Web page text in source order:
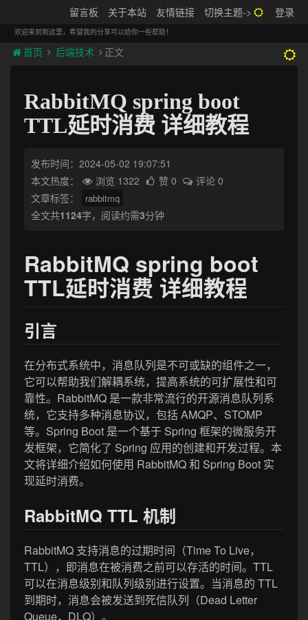
留言板 关于本站 友情链接 切换主题-> 登录
欢迎来到到这里，希望我的分享可以给你一些帮助！
首页 后端技术 正文
RabbitMQ spring boot
TTL延时消费 详细教程
发布时间：2024-05-02 19:07:51
本文热度：
浏览 1322 赞 0
评论 0
文章标签：
rabbitmq
全文共1124字，阅读约需3分钟
RabbitMQ spring boot
TTL延时消费 详细教程
引言
在分布式系统中，消息队列是不可或缺的组件之一，
它可以帮助我们解耦系统，提高系统的可扩展性和可
靠性。RabbitMQ 是一款非常流行的开源消息队列系
统，它支持多种消息协议，包括 AMQP、STOMP
等。Spring Boot 是一个基于 Spring 框架的微服务开
发框架，它简化了 Spring 应用的创建和开发过程。本
文将详细介绍如何使用 RabbitMQ 和 Spring Boot 实
现延时消费。
RabbitMQ TTL 机制
RabbitMQ 支持消息的过期时间（Time To Live，
TTL），即消息在被消费之前可以存活的时间。TTL
可以在消息级别和队列级别进行设置。当消息的 TTL
到期时，消息会被发送到死信队列（Dead Letter
Queue，DLQ）。